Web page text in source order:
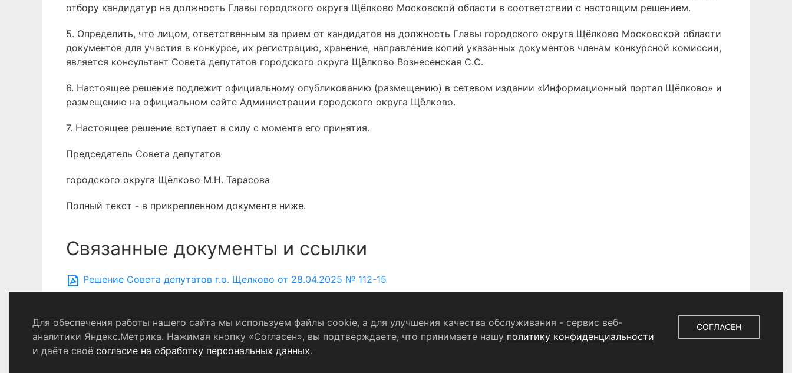
отбору кандидатур на должность Главы городского округа Щёлково Московской области в соответствии с настоящим решением.
5. Определить, что лицом, ответственным за прием от кандидатов на должность Главы городского округа Щёлково Московской области
документов для участия в конкурсе, их регистрацию, хранение, направление копий указанных документов членам конкурсной комиссии,
является консультант Совета депутатов городского округа Щёлково Вознесенская С.С.
6. Настоящее решение подлежит официальному опубликованию (размещению) в сетевом издании «Информационный портал Щёлково» и
размещению на официальном сайте Администрации городского округа Щёлково.
7. Настоящее решение вступает в силу с момента его принятия.
Председатель Совета депутатов
городского округа Щёлково М.Н. Тарасова
Полный текст - в прикрепленном документе ниже.
Связанные документы и ссылки
Решение Совета депутатов г.о. Щелково от 28.04.2025 № 112-15
Политика конфиденциальности Согласие на обработку персональных данных
© 2024 - 2026 Сетевое издание «Информационный портал Щёлково». Свидетельство о регистрации СМИ
Для обеспечения работы нашего сайта мы используем файлы cookie, а для улучшения качества обслуживания - сервис веб-
аналитики Яндекс.Метрика. Нажимая кнопку «Согласен», вы подтверждаете, что принимаете нашу политику конфиденциальности
и даёте своё согласие на обработку персональных данных.
СОГЛАСЕН